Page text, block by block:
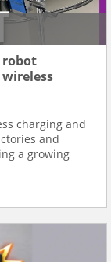
robot
charging and
and
a growing